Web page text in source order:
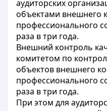
аудиторских
объектами внешнего
профессионального
раза в три года.
Внешний контроль
комитетом по
объектов внешнего
профессионального
раза в три года.
При этом для